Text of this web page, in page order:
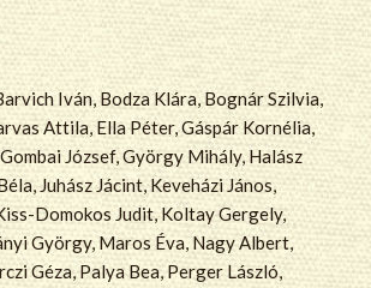
Iván, Bodza Klára, Bognár Szilvia,
Attila, Ella Péter, Gáspár Kornélia,
József, György Mihály, Halász
Juhász Jácint, Keveházi János,
Domokos Judit, Koltay Gergely,
György, Maros Éva, Nagy Albert,
Géza, Palya Bea, Perger László,